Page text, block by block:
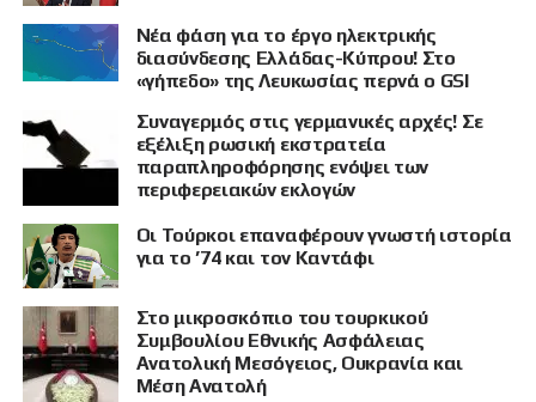
Νέα φάση για το έργο ηλεκτρικής
διασύνδεσης Ελλάδας-Κύπρου! Στο
«γήπεδο» της Λευκωσίας περνά ο GSI
Συναγερμός στις γερμανικές αρχές! Σε
εξέλιξη ρωσική εκστρατεία
παραπληροφόρησης ενόψει των
περιφερειακών εκλογών
Οι Τούρκοι επαναφέρουν γνωστή ιστορία
για το ’74 και τον Καντάφι
Στο μικροσκόπιο του τουρκικού
Συμβουλίου Εθνικής Ασφάλειας
Ανατολική Μεσόγειος, Ουκρανία και
Μέση Ανατολή